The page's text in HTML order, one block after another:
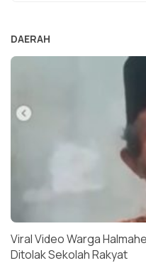
DAERAH
Viral Video Warga
Ditolak Sekolah Rakyat